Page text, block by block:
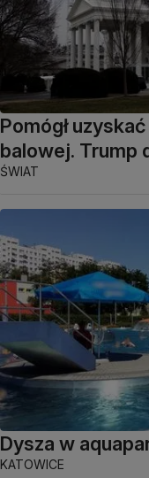
Pomógł
balowej. Trump
ŚWIAT
Dysza w
KATOWICE